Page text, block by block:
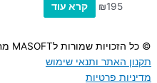
₪195 קרא עוד
© כל הזכויות שמורות לMASOFT מחשבים וגיימינג
תקנון האתר ותנאי שימוש
מדיניות פרטיות